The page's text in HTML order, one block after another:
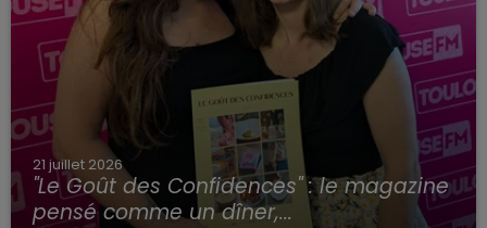
21 juillet 2026
"Le Goût des Confidences" : le magazine
pensé comme un dîner,...